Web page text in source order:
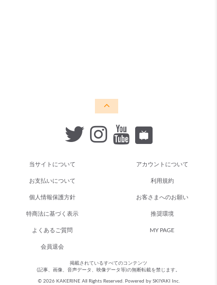
当サイトについて アカウントについて
お支払いについて 利用規約
個人情報保護方針 お客さまへのお願い
特商法に基づく表示 推奨環境
よくあるご質問 MY PAGE
会員退会
掲載されているすべてのコンテンツ
(記事、画像、音声データ、映像データ等)の無断転載を禁じます。
© 2026 KAKERINE All Rights Reserved. Powered by SKIYAKI Inc.